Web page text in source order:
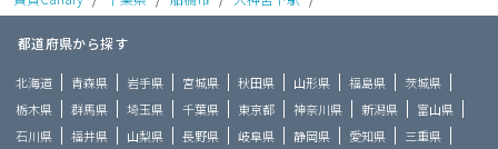
都道府県から探す
北海道 青森県 岩手県 宮城県 秋田県 山形県 福島県
茨城県
栃木県
群馬県 埼玉県 千葉県 東京都 神奈川県 新潟県
富山県
石川県
福井県 山梨県 長野県 岐阜県 静岡県 愛知県 三重県